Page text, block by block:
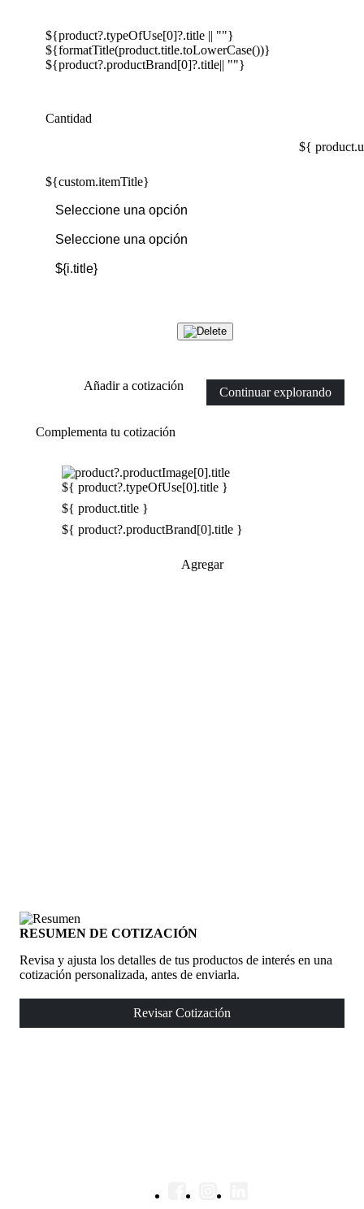
${product?.typeOfUse[0]?.title || ""}
${formatTitle(product.title.toLowerCase())}
${product?.productBrand[0]?.title|| ""}
Cantidad
${
${custom.itemTitle}
Añadir a cotización Continuar explorando
Complementa tu cotización
${ product?.typeOfUse[0].title }
${ product.title }
${ product?.productBrand[0].title }
Agregar
RESUMEN DE COTIZACIÓN
Revisa y ajusta los detalles de tus productos de interés en una
cotización personalizada, antes de enviarla.
Revisar Cotización